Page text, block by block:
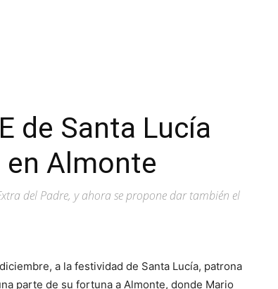
de Santa Lucía
en Almonte
del Padre, y ahora se propone dar también el
a la festividad de Santa Lucía, patrona
parte de su fortuna a Almonte, donde Mario